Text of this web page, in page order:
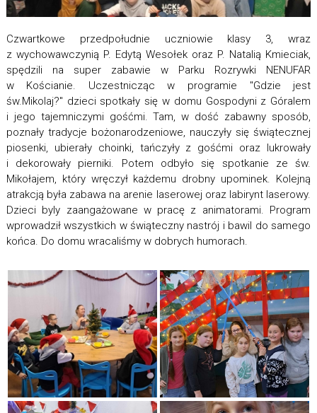
Czwartkowe przedpołudnie uczniowie klasy 3, wraz
z wychowawczynią P. Edytą Wesołek oraz P. Natalią Kmieciak,
spędzili na super zabawie w Parku Rozrywki NENUFAR
w Kościanie. Uczestnicząc w programie "Gdzie jest
św.Mikolaj?" dzieci spotkały się w domu Gospodyni z Góralem
i jego tajemniczymi gośćmi. Tam, w dość zabawny sposób,
poznały tradycje bożonarodzeniowe, nauczyły się świątecznej
piosenki, ubierały choinki, tańczyły z gośćmi oraz lukrowały
i dekorowały pierniki. Potem odbyło się spotkanie ze św.
Mikołajem, który wręczył każdemu drobny upominek. Kolejną
atrakcją była zabawa na arenie laserowej oraz labirynt laserowy.
Dzieci byly zaangażowane w pracę z animatorami. Program
wprowadził wszystkich w świąteczny nastrój i bawil do samego
końca. Do domu wracaliśmy w dobrych humorach.